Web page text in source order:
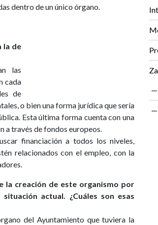
dentro de un único órgano.
la de
las
cada
de
o bien una forma jurídica que sería
Esta última forma cuenta con una
a través de fondos europeos.
financiación a todos los niveles,
relacionados con el empleo, con la
la creación de este organismo por
actual. ¿Cuáles son esas
del Ayuntamiento que tuviera la